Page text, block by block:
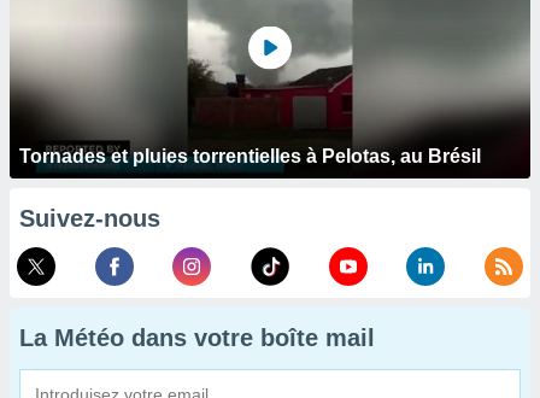
Tornades et pluies torrentielles à Pelotas, au Brésil
Suivez-nous
La Météo dans votre boîte mail